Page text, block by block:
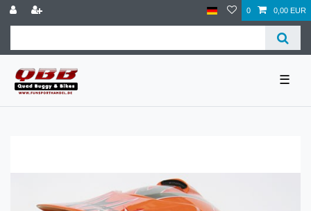
0 0,00 EUR
☰